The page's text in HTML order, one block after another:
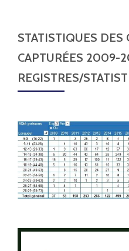
STATISTIQUES DES
CAPTURÉES 2009-
REGISTRES/